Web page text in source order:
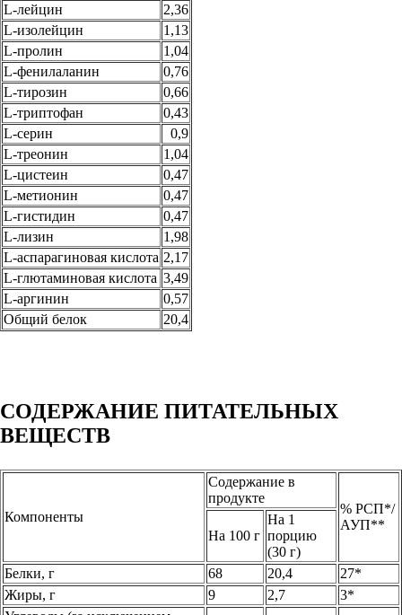
L-лейцин
2,36
L-изолейцин
1,13
L-пролин
1,04
L-фенилаланин
0,76
L-тирозин
0,66
L-триптофан
0,43
L-серин
0,9
L-треонин
1,04
L-цистеин
0,47
L-метионин
0,47
L-гистидин
0,47
L-лизин
1,98
L-аспарагиновая кислота 2,17
L-глютаминовая кислота 3,49
L-аргинин
0,57
Общий белок
20,4
СОДЕРЖАНИЕ ПИТАТЕЛЬНЫХ
ВЕЩЕСТВ
Компоненты
Содержание в
продукте
% РСП*/
АУП**
На 100 г
На 1
порцию
(30 г)
Белки, г
68 20,4
27*
Жиры, г
9 2,7
3*